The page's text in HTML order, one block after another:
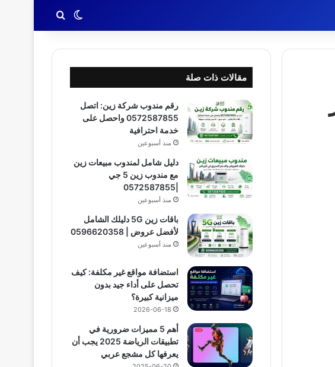
الوضع المظلم
بحث عن
مقالات ذات صلة
رقم مندوب شركة زين: اتصل
0572587855 واحصل على
خدمة احترافية
منذ أسبوعين
دليل شامل لمندوب مبيعات زين
مع مندوب زين 5 جي
منذ أسبوعين
باقات زين 5G دليلك الشامل
لأفضل عروض | 0596620358
منذ أسبوعين
استضافة مواقع غير مكلفة: كيف
تحصل على أداء جيد بدون
ميزانية كبيرة؟
2026-06-18
أهم 5 مميزات ضرورية في
تطبيقات الرياضة 2025 يجب أن
يعرفها كل مشجع عربي